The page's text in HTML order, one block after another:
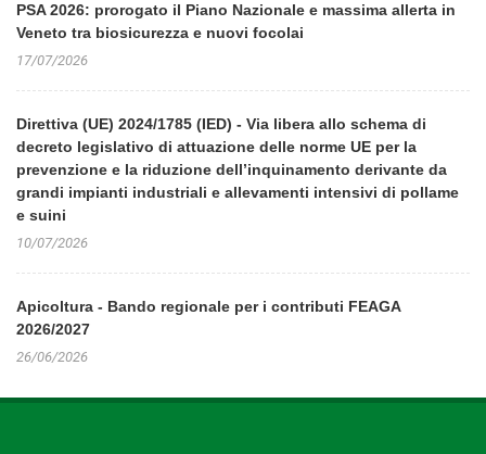
PSA 2026: prorogato il Piano Nazionale e massima allerta in
Veneto tra biosicurezza e nuovi focolai
17/07/2026
Direttiva (UE) 2024/1785 (IED) - Via libera allo schema di
decreto legislativo di attuazione delle norme UE per la
prevenzione e la riduzione dell’inquinamento derivante da
grandi impianti industriali e allevamenti intensivi di pollame
e suini
10/07/2026
Apicoltura - Bando regionale per i contributi FEAGA
2026/2027
26/06/2026